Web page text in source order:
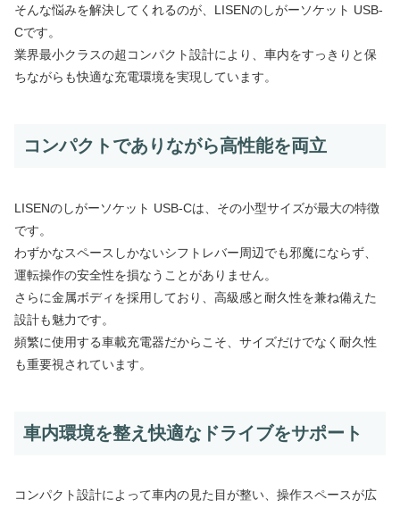
そんな悩みを解決してくれるのが、LISENのしがーソケット USB-
Cです。
業界最小クラスの超コンパクト設計により、車内をすっきりと保
ちながらも快適な充電環境を実現しています。
コンパクトでありながら高性能を両立
LISENのしがーソケット USB-Cは、その小型サイズが最大の特徴
です。
わずかなスペースしかないシフトレバー周辺でも邪魔にならず、
運転操作の安全性を損なうことがありません。
さらに金属ボディを採用しており、高級感と耐久性を兼ね備えた
設計も魅力です。
頻繁に使用する車載充電器だからこそ、サイズだけでなく耐久性
も重要視されています。
車内環境を整え快適なドライブをサポート
コンパクト設計によって車内の見た目が整い、操作スペースが広